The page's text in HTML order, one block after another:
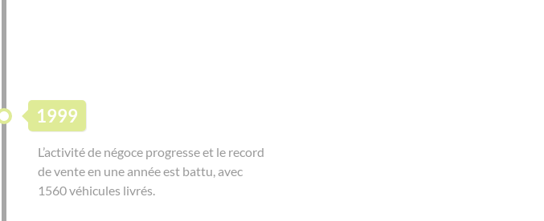
1999
L’activité de négoce progresse et le record
de vente en une année est battu, avec
1560 véhicules livrés.